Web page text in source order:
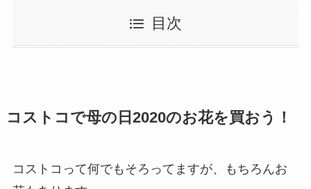
目次
コストコで母の日2020のお花を買おう！
コストコって何でもそろってますが、もちろんお